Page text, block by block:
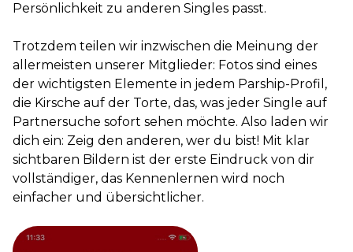
Persönlichkeit zu anderen Singles passt.
Trotzdem teilen wir inzwischen die Meinung der
allermeisten unserer Mitglieder: Fotos sind eines
der wichtigsten Elemente in jedem Parship-Profil,
die Kirsche auf der Torte, das, was jeder Single auf
Partnersuche sofort sehen möchte. Also laden wir
dich ein: Zeig den anderen, wer du bist! Mit klar
sichtbaren Bildern ist der erste Eindruck von dir
vollständiger, das Kennenlernen wird noch
einfacher und übersichtlicher.